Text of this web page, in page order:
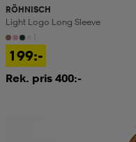
RÖHNISCH
Light Logo Long Sleeve
199:-
Rek. pris 400:-